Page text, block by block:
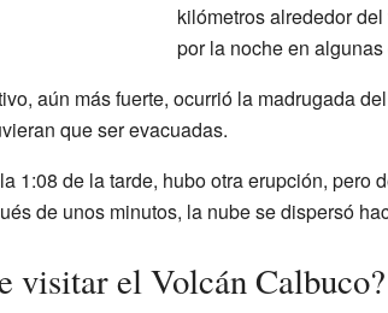
kilómetros alrededor
por la noche en
aún más fuerte, ocurrió la madrugada
que ser evacuadas.
1:08 de la tarde, hubo otra erupción,
de unos minutos, la nube se dispersó
visitar el Volcán Calbuco?